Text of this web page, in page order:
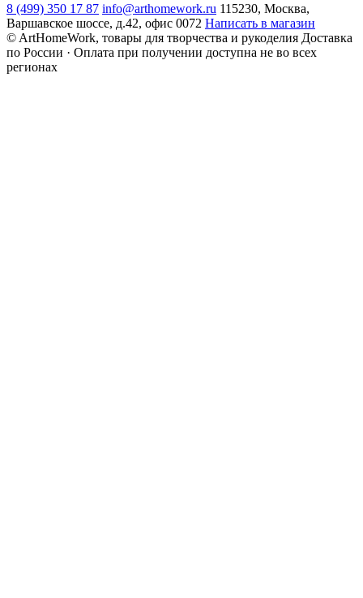
8 (499) 350 17 87 info@arthomework.ru 115230, Москва,
Варшавское шоссе, д.42, офис 0072 Написать в магазин
© ArtHomeWork, товары для творчества и рукоделия Доставка
по России · Оплата при получении доступна не во всех
регионах